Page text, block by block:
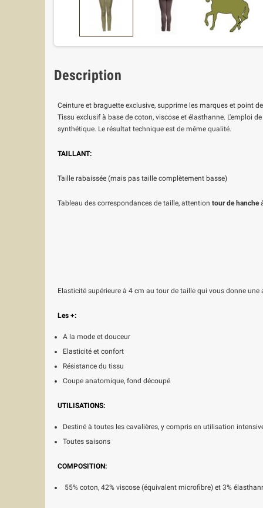
Description
Ceinture et braguette exclusive, supprime les marques et point
Tissu exclusif à base de coton, viscose et élasthanne. L'emploi
synthétique. Le résultat technique est de même qualité.
TAILLANT:
Taille rabaissée (mais pas taille complètement basse)
Tableau des correspondances de taille, attention tour de hanche
Elasticité supérieure à 4 cm au tour de taille qui vous donne une
Les +:
A la mode et douceur
Elasticité et confort
Résistance du tissu
Coupe anatomique, fond découpé
UTILISATIONS:
Destiné à toutes les cavalières, y compris en utilisation
Toutes saisons
COMPOSITION:
55% coton, 42% viscose (équivalent microfibre) et 3%